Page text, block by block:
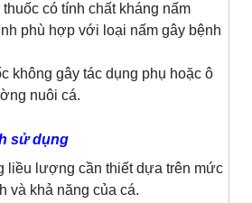
có tính chất kháng nấm
phù hợp với loại nấm gây bệnh
không gây tác dụng phụ hoặc ô
nuôi cá.
sử dụng
liều lượng cần thiết dựa trên mức
và khả năng của cá.